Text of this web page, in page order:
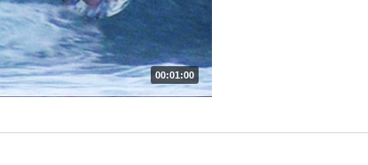
00:01:00